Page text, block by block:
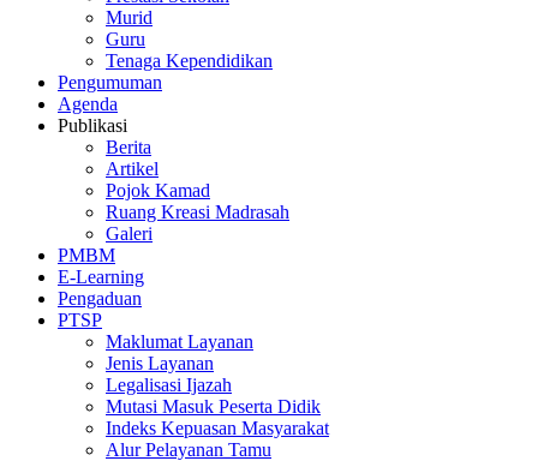
Murid
Guru
Tenaga Kependidikan
Pengumuman
Agenda
Publikasi
Berita
Artikel
Pojok Kamad
Ruang Kreasi Madrasah
Galeri
PMBM
E-Learning
Pengaduan
PTSP
Maklumat Layanan
Jenis Layanan
Legalisasi Ijazah
Mutasi Masuk Peserta Didik
Indeks Kepuasan Masyarakat
Alur Pelayanan Tamu